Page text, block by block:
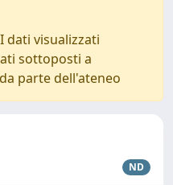
dati visualizzati
sottoposti a
parte dell'ateneo
ND